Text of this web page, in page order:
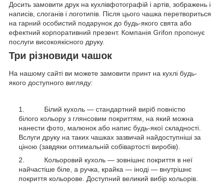
Досить замовити друк на кухлівфотографій і артів, зображень і
написів, слоганів і логотипів. Після цього чашка перетвориться
на гарний особистий подарунок до будь-якого свята або
ефектний корпоративний презент. Компанія Grifon пропонує
послуги високоякісного друку.
Три різновиди чашок
На нашому сайті ви можете замовити принт на кухлі будь-
якого доступного вигляду:
Білий кухоль — стандартний виріб повністю
білого кольору з глянсовим покриттям, на який можна
нанести фото, малюнок або напис будь-якої складності.
Вслуги друку на таких чашках зазвичай найдоступніші за
ціною (завдяки оптимальній собівартості виробів).
Кольоровий кухоль — зовнішнє покриття в неї
найчастіше біле, а ручка, крайка — іноді — внутрішнє
покриття кольорове. Доступний великий вибір кольорів.